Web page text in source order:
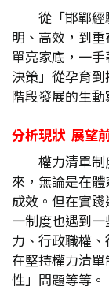
從「邯鄲
明、高效，到
單亮家底，一
決策」從孕育
階段發展的生動
分析現狀 展望
權力清單
來，無論是在
成效。但在實
一制度也遇到
力、行政職權
在堅持權力清
性」問題等等。